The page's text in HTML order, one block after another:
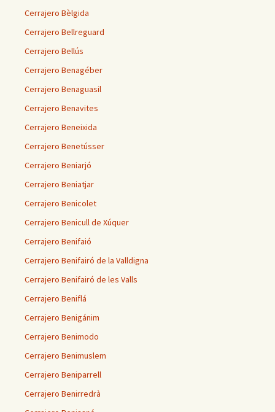
Cerrajero Bèlgida
Cerrajero Bellreguard
Cerrajero Bellús
Cerrajero Benagéber
Cerrajero Benaguasil
Cerrajero Benavites
Cerrajero Beneixida
Cerrajero Benetússer
Cerrajero Beniarjó
Cerrajero Beniatjar
Cerrajero Benicolet
Cerrajero Benicull de Xúquer
Cerrajero Benifaió
Cerrajero Benifairó de la Valldigna
Cerrajero Benifairó de les Valls
Cerrajero Beniflá
Cerrajero Benigánim
Cerrajero Benimodo
Cerrajero Benimuslem
Cerrajero Beniparrell
Cerrajero Benirredrà